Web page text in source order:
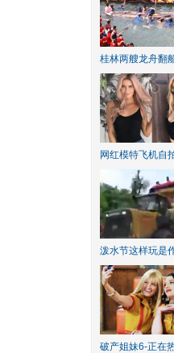
桂林两艘龙舟翻
网红模特飞机自
泼水节这样玩是
破产姐妹6-正在